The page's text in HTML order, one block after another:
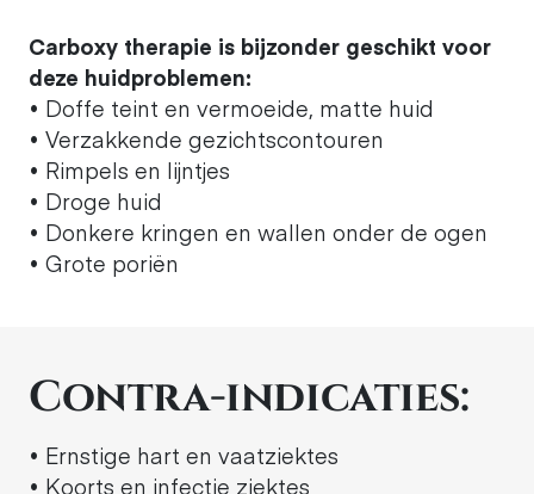
Carboxy therapie is bijzonder geschikt voor
deze huidproblemen:
• Doffe teint en vermoeide, matte huid
• Verzakkende gezichtscontouren
• Rimpels en lijntjes
• Droge huid
• Donkere kringen en wallen onder de ogen
• Grote poriën
Contra-indicaties:
• Ernstige hart en vaatziektes
• Koorts en infectie ziektes